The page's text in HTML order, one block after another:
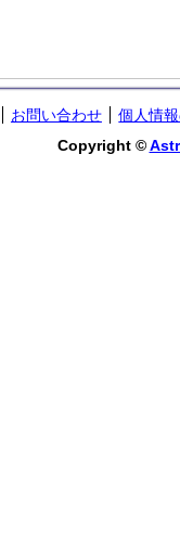
お問い合わせ
個人情
Copyright ©